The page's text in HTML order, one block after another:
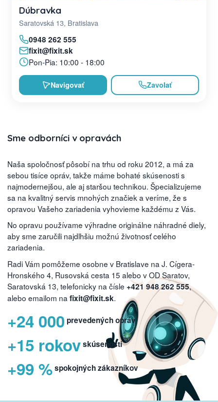
Dúbravka
Saratovská 13, Bratislava
0948 262 555
fixit@fixit.sk
Pon-Pia: 10:00 - 18:00
Navigovať Zavolať
Sme odborníci v opravách
Naša spoločnosť pôsobí na trhu od roku 2012, a má za
sebou tisíce opráv, takže máme bohaté skúsenosti s
najmodernejšou, ale aj staršou technikou. Špecializujeme
sa na kvalitný servis mnohých značiek a veríme, že s
opravou Vašeho zariadenia vyhovieme každému z Vás.
No opravu používame výhradne originálne náhradné diely,
aby sme zaručili najdlhšiu možnú životnosť celého
zariadenia.
Radi Vám pomôžeme osobne v Bratislave na J. Cígera-
Hronského 4, Rusovská cesta 15 alebo v OD Saratov,
Saratovská 13, telefonicky na čísle +421 948 262 555,
alebo emailom na fixit@fixit.sk.
+24 000 prevedených opráv
+15 rokovskúseností
+99 %spokojných zákazníkov